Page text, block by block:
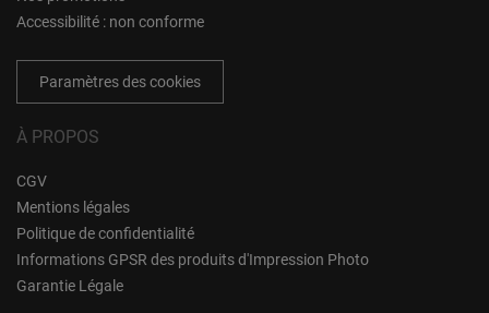
Accessibilité : non conforme
Paramètres des cookies
À PROPOS
CGV
Mentions légales
Politique de confidentialité
Informations GPSR des produits d'Impression Photo
Garantie Légale